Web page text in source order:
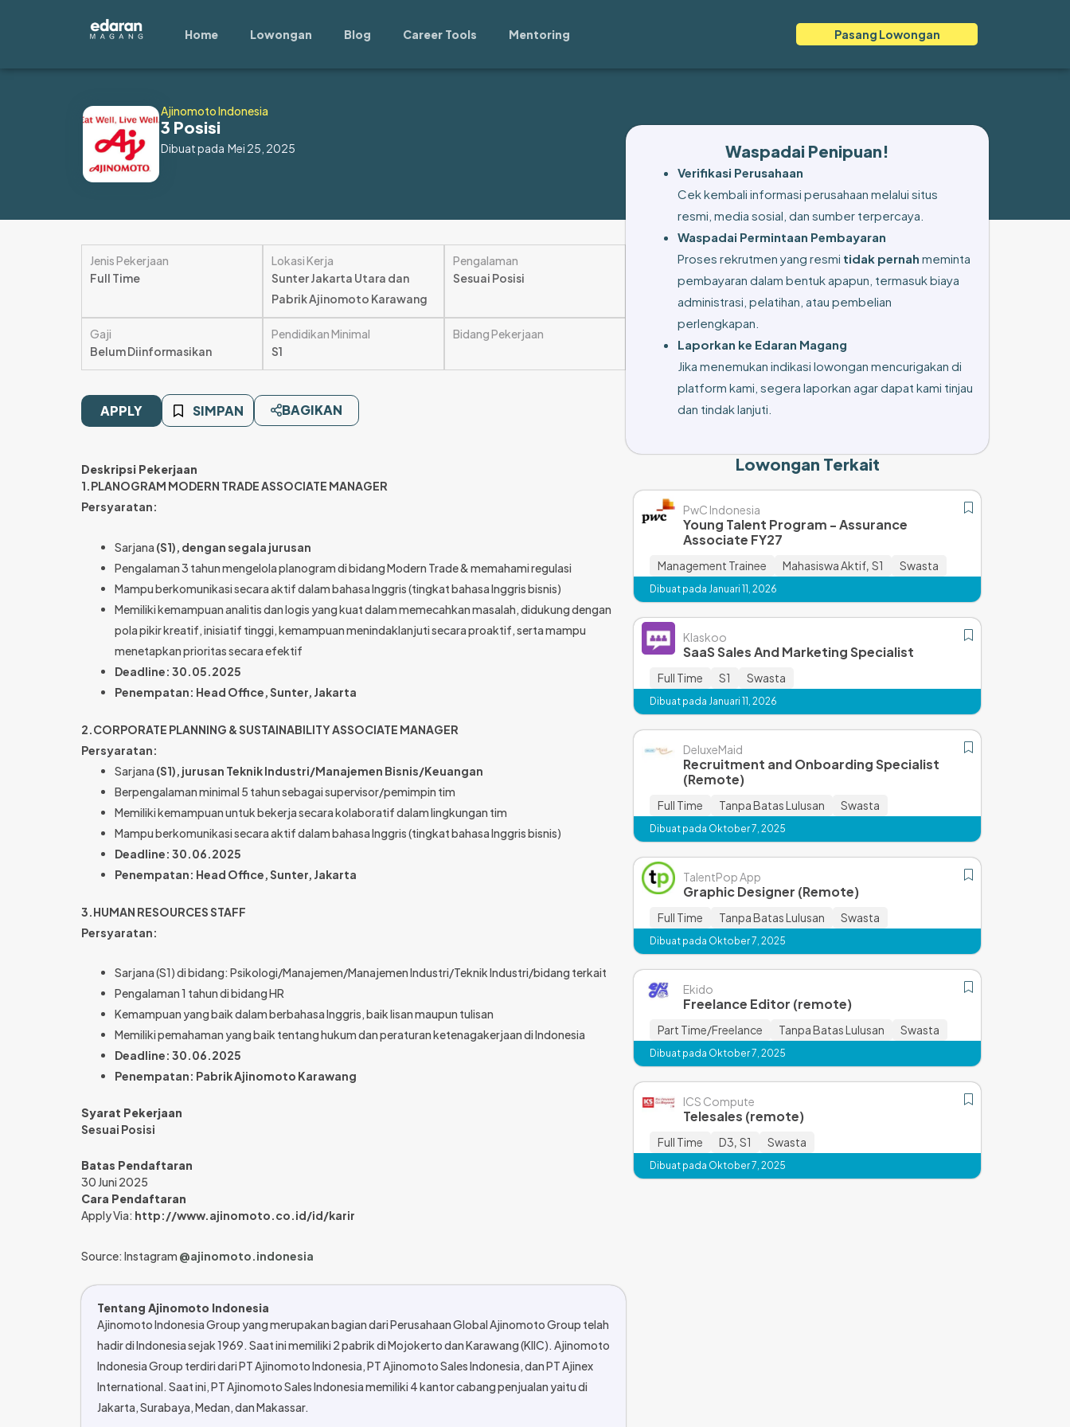
Home Lowongan Blog Career Tools Mentoring Pasang Lowongan
Ajinomoto Indonesia
3 Posisi
Dibuat pada Mei 25, 2025
Jenis Pekerjaan
Full Time
Lokasi Kerja
Sunter Jakarta Utara dan
Pabrik Ajinomoto Karawang
Pengalaman
Sesuai Posisi
Gaji
Belum Diinformasikan
Pendidikan Minimal
S1
Bidang Pekerjaan
APPLY SIMPAN BAGIKAN
Deskripsi Pekerjaan
1.PLANOGRAM MODERN TRADE ASSOCIATE MANAGER
Persyaratan:
Sarjana (S1), dengan segala jurusan
Pengalaman 3 tahun mengelola planogram di bidang Modern Trade & memahami regulasi
Mampu berkomunikasi secara aktif dalam bahasa Inggris (tingkat bahasa Inggris bisnis)
Memiliki kemampuan analitis dan logis yang kuat dalam memecahkan masalah, didukung dengan
pola pikir kreatif, inisiatif tinggi, kemampuan menindaklanjuti secara proaktif, serta mampu
menetapkan prioritas secara efektif
Deadline: 30.05.2025
Penempatan: Head Office, Sunter, Jakarta
2.CORPORATE PLANNING & SUSTAINABILITY ASSOCIATE MANAGER
Persyaratan:
Sarjana (S1), jurusan Teknik Industri/Manajemen Bisnis/Keuangan
Berpengalaman minimal 5 tahun sebagai supervisor/pemimpin tim
Memiliki kemampuan untuk bekerja secara kolaboratif dalam lingkungan tim
Mampu berkomunikasi secara aktif dalam bahasa Inggris (tingkat bahasa Inggris bisnis)
Deadline: 30.06.2025
Penempatan: Head Office, Sunter, Jakarta
3.HUMAN RESOURCES STAFF
Persyaratan:
Sarjana (S1) di bidang: Psikologi/Manajemen/Manajemen Industri/Teknik Industri/bidang terkait
Pengalaman 1 tahun di bidang HR
Kemampuan yang baik dalam berbahasa Inggris, baik lisan maupun tulisan
Memiliki pemahaman yang baik tentang hukum dan peraturan ketenagakerjaan di Indonesia
Deadline: 30.06.2025
Penempatan: Pabrik Ajinomoto Karawang
Syarat Pekerjaan
Sesuai Posisi
Batas Pendaftaran
30 Juni 2025
Cara Pendaftaran
Apply Via: http://www.ajinomoto.co.id/id/karir
Source: Instagram @ajinomoto.indonesia
Tentang Ajinomoto Indonesia
Ajinomoto Indonesia Group yang merupakan bagian dari Perusahaan Global Ajinomoto Group telah
hadir di Indonesia sejak 1969. Saat ini memiliki 2 pabrik di Mojokerto dan Karawang (KIIC). Ajinomoto
Indonesia Group terdiri dari PT Ajinomoto Indonesia, PT Ajinomoto Sales Indonesia, dan PT Ajinex
International. Saat ini, PT Ajinomoto Sales Indonesia memiliki 4 kantor cabang penjualan yaitu di
Jakarta, Surabaya, Medan, dan Makassar.
Waspadai Penipuan!
Verifikasi Perusahaan
Cek kembali informasi perusahaan melalui situs
resmi, media sosial, dan sumber terpercaya.
Waspadai Permintaan Pembayaran
Proses rekrutmen yang resmi tidak pernah meminta
pembayaran dalam bentuk apapun, termasuk biaya
administrasi, pelatihan, atau pembelian
perlengkapan.
Laporkan ke Edaran Magang
Jika menemukan indikasi lowongan mencurigakan di
platform kami, segera laporkan agar dapat kami tinjau
dan tindak lanjuti.
Lowongan Terkait
PwC Indonesia
Young Talent Program - Assurance
Associate FY27
Management Trainee Mahasiswa Aktif, S1 Swasta
Dibuat pada Januari 11, 2026
Klaskoo
SaaS Sales And Marketing Specialist
Full Time S1 Swasta
Dibuat pada Januari 11, 2026
DeluxeMaid
Recruitment and Onboarding Specialist
(Remote)
Full Time Tanpa Batas Lulusan Swasta
Dibuat pada Oktober 7, 2025
TalentPop App
Graphic Designer (Remote)
Full Time Tanpa Batas Lulusan Swasta
Dibuat pada Oktober 7, 2025
Ekido
Freelance Editor (remote)
Part Time/Freelance Tanpa Batas Lulusan Swasta
Dibuat pada Oktober 7, 2025
ICS Compute
Telesales (remote)
Full Time D3, S1 Swasta
Dibuat pada Oktober 7, 2025